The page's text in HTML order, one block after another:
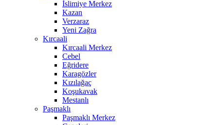
İslimiye Merkez
Kazan
Verzaraz
Yeni Zağra
Kırcaali
Kırcaali Merkez
Cebel
Eğridere
Karagözler
Kızılağaç
Koşukavak
Mestanlı
Paşmaklı
Paşmaklı Merkez